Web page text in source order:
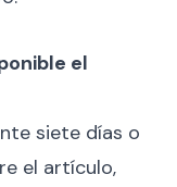
el
siete días o
el artículo,